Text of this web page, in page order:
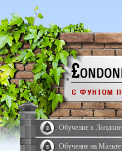
Обучение в Лондоне
Обучение на Мальте